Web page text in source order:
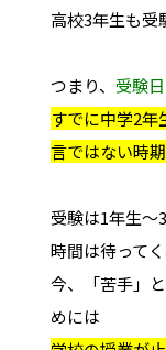
高校3年生も受
つまり、 受験
すでに中学2年
言ではない時
受験は1年生～
時間は待ってく
今、「苦手」
めには